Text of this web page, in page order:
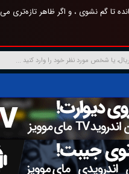
تا گم نشوی ، و اگر ظاهر تازه‌تری